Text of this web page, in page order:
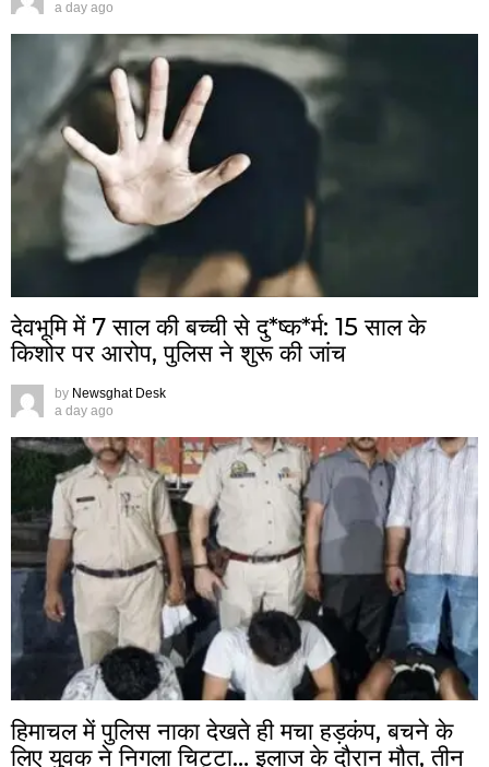
a day ago
देवभूमि में 7 साल की बच्ची से दु*ष्क*र्म: 15 साल के
किशोर पर आरोप, पुलिस ने शुरू की जांच
by Newsghat Desk
a day ago
हिमाचल में पुलिस नाका देखते ही मचा हड़कंप, बचने के
लिए युवक ने निगला चिट्टा… इलाज के दौरान मौत, तीन